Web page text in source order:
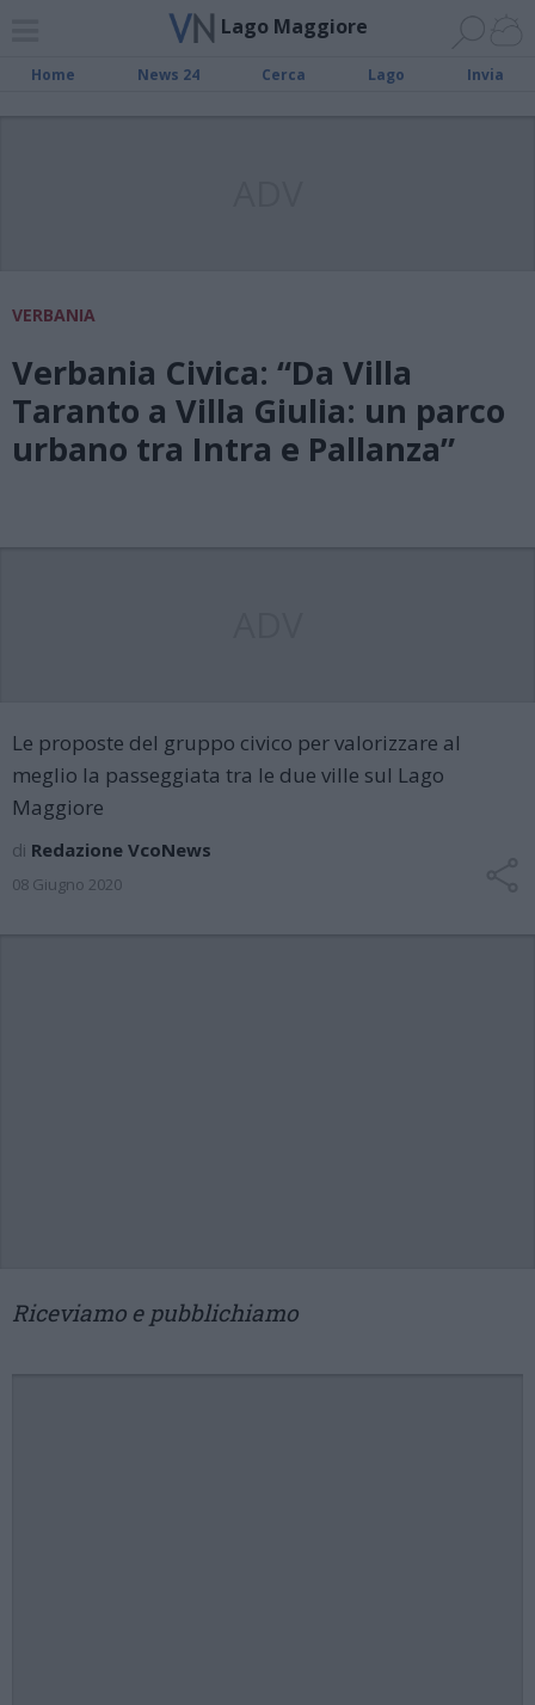
Lago Maggiore
Home News 24 Cerca Lago Invia
VERBANIA
Verbania Civica: “Da Villa
Taranto a Villa Giulia: un parco
urbano tra Intra e Pallanza”
Le proposte del gruppo civico per valorizzare al
meglio la passeggiata tra le due ville sul Lago
Maggiore
di Redazione VcoNews
08 Giugno 2020
Riceviamo e pubblichiamo